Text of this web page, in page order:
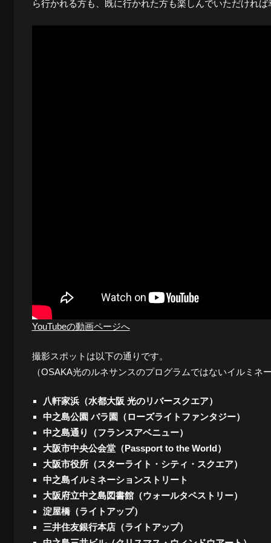
ロ
市
ら行かれる方も、既に行かれた方も楽しんでいただければ
YouTubeの動画ページへ
撮影スポットは以下の通りです。
（OSAKA光のルネサンスのプログラムではないイルミネ
八軒家浜（水都大阪 光のリバースクエア）
中之島公園 バラ園（ローズライトファンタジー）
中之島通り（フランスアベニュー）
大阪市中央公会堂（Passport to the World）
大阪市役所（スターライト・シティ・スクエア）
中之島イルミネーションストリート
大阪府立中之島図書館（ウォールタペストリー）
淀屋橋（ライトアップ）
三井住友銀行本店（ライトアップ）